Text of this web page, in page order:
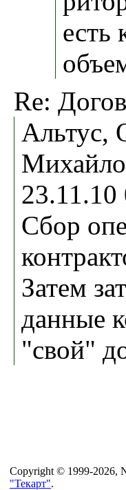
есть
Re:
Альтус,
Сбор
Затем
данные
"свой"
Copyright © 1999-2026,
"Текарт".